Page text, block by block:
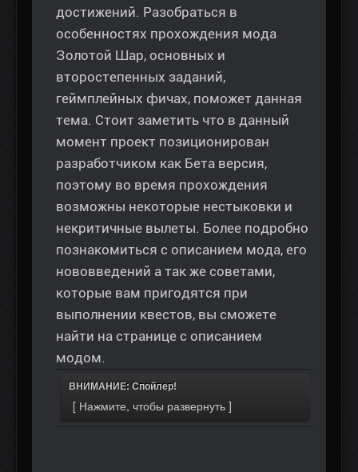
достижений. Разобраться в
особенностях прохождения мода
Золотой Шар, основных и
второстепенных заданий,
геймплейных фичах, поможет данная
тема. Стоит заметить что в данный
момент проект позиционирован
разработчиком как Бета версия,
поэтому во время прохождения
возможны некоторые нестыковки и
некритичные вылеты. Более подробно
познакомиться с описанием мода, его
нововведений а так же советами,
которые вам пригодятся при
выполнении квестов, вы сможете
найти на странице с описанием
модом.
ВНИМАНИЕ: Спойлер!